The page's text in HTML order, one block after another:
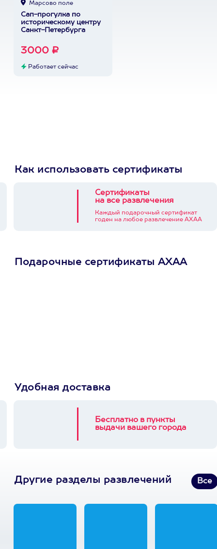
Марсово поле
Сап-прогулка по
историческому центру
Санкт-Петербурга
3000 ₽
Работает сейчас
Как использовать сертификаты
Сертификаты
на все развлечения
Каждый подарочный сертификат
годен на любое развлечение АХАА
Подарочные сертификаты АХАА
Удобная доставка
Бесплатно в пункты
выдачи вашего города
Другие разделы развлечений Все